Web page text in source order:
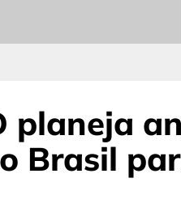
planeja
Brasil